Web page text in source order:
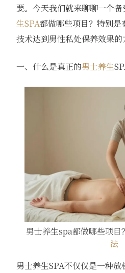
要。今天我们就来聊聊一个
生SPA都做哪些项目？特别
技术达到男性私处保养效果的
一、什么是真正的男士养生
男士养生spa都做哪些项目
法
男士养生SPA不仅仅是一种